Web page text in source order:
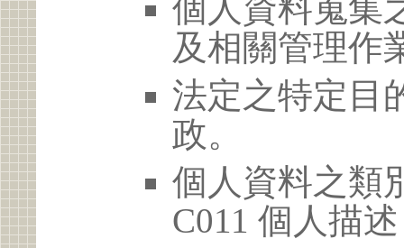
個人資料蒐集
及相關管理作
法定之特定目
政。
個人資料之類
C011 個人描述